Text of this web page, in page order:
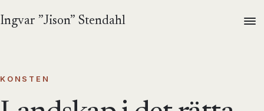
Ingvar ”Jison” Stendahl
KONSTEN